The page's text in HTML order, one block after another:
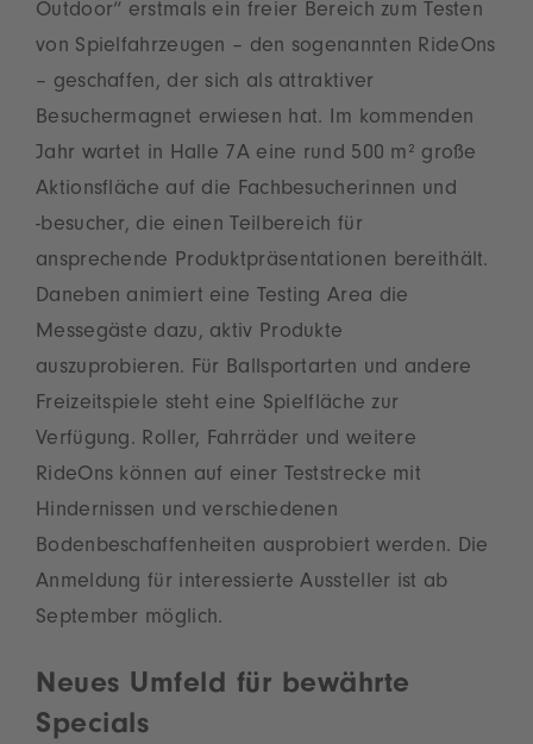
Outdoor“ erstmals ein freier Bereich zum Testen
von Spielfahrzeugen – den sogenannten RideOns
– geschaffen, der sich als attraktiver
Besuchermagnet erwiesen hat. Im kommenden
Jahr wartet in Halle 7A eine rund 500 m² große
Aktionsfläche auf die Fachbesucherinnen und
‑besucher, die einen Teilbereich für
ansprechende Produktpräsentationen bereithält.
Daneben animiert eine Testing Area die
Messegäste dazu, aktiv Produkte
auszuprobieren. Für Ballsportarten und andere
Freizeitspiele steht eine Spielfläche zur
Verfügung. Roller, Fahrräder und weitere
RideOns können auf einer Teststrecke mit
Hindernissen und verschiedenen
Bodenbeschaffenheiten ausprobiert werden. Die
Anmeldung für interessierte Aussteller ist ab
September möglich.
Neues Umfeld für bewährte
Specials